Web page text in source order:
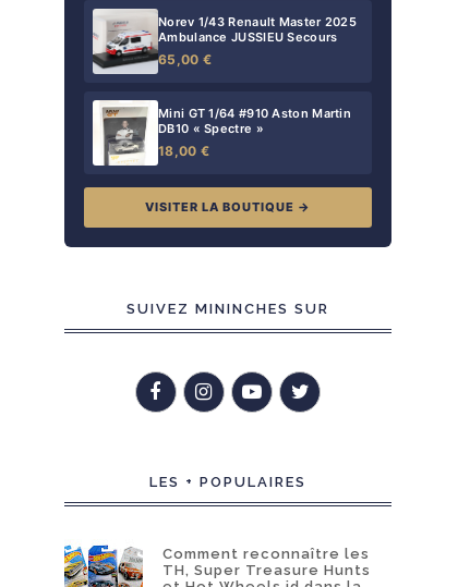
Norev 1/43 Renault Master 2025
Ambulance JUSSIEU Secours
65,00 €
Mini GT 1/64 #910 Aston Martin
DB10 « Spectre »
18,00 €
VISITER LA BOUTIQUE →
SUIVEZ MININCHES SUR
LES + POPULAIRES
Comment reconnaître les
TH, Super Treasure Hunts